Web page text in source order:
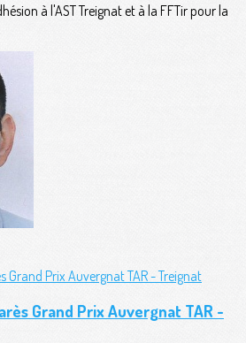
à l'AST Treignat et à la FFTir pour la
Grand Prix Auvergnat TAR -